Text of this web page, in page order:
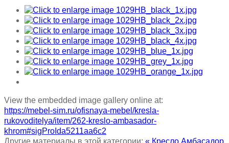
View the embedded image gallery online at:
https://mebel-sim.ru/ofisnaya-mebel/kresla-
rukovoditelya/item/262-kreslo-ambasador-
khrom#sigProIda5211aa6c2
Другие материалы в этой категории: « Кресло Амбасадор